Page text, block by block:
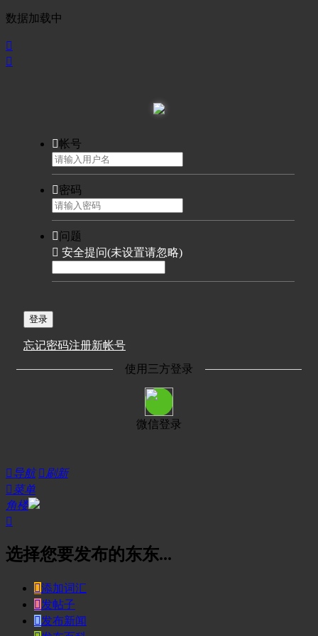
数据加载中


帐号
密码
问题
 安全提问(未设置请忽略)
登录
忘记密码注册新帐号
使用三方登录
微信登录
导航  刷新
菜单
角楼

选择您要发布的东东...
添加词汇
发帖子
发布新闻